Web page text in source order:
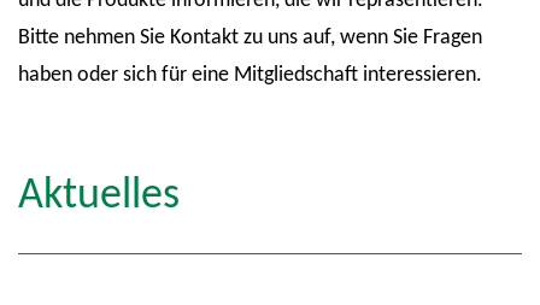
Bitte nehmen Sie Kontakt zu uns auf, wenn Sie Fragen
haben oder sich für eine Mitgliedschaft interessieren.
Aktuelles